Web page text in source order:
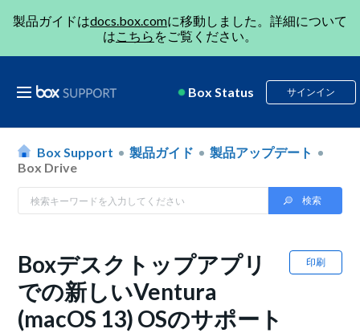
製品ガイドはdocs.box.comに移動しました。詳細について
はこちら をご覧ください。
Box Status サインイン
Box Support 製品ガイド
製品アップデート
Box Drive
印刷
Boxデスクトップアプリ
での新しいVentura
(macOS 13) OSのサポート